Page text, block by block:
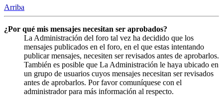
Arriba
¿Por qué mis mensajes necesitan ser aprobados?
La Administración del foro tal vez ha decidido que los
mensajes publicados en el foro, en el que estas intentando
publicar mensajes, necesiten ser revisados antes de aprobarlos.
También es posible que La Administración le haya ubicado en
un grupo de usuarios cuyos mensajes necesitan ser revisados
antes de aprobarlos. Por favor comuníquese con el
administrador para más información al respecto.